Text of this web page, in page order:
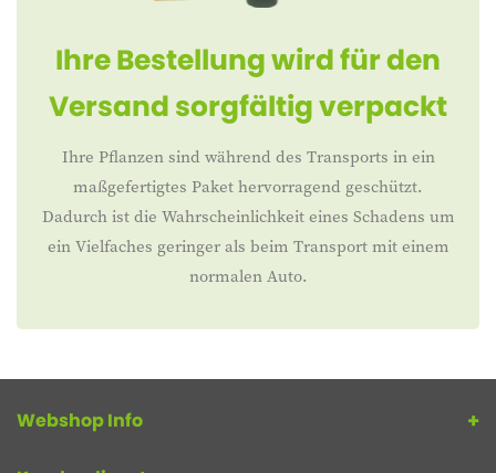
Ihre Bestellung wird für den
Versand sorgfältig verpackt
Ihre Pflanzen sind während des Transports in ein
maßgefertigtes Paket hervorragend geschützt.
Dadurch ist die Wahrscheinlichkeit eines Schadens um
ein Vielfaches geringer als beim Transport mit einem
normalen Auto.
Webshop Info